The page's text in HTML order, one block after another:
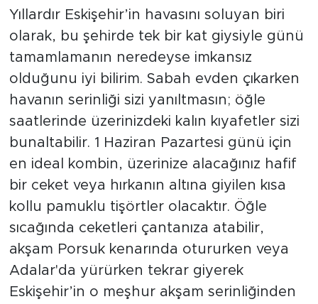
Yıllardır Eskişehir’in havasını soluyan biri
olarak, bu şehirde tek bir kat giysiyle günü
tamamlamanın neredeyse imkansız
olduğunu iyi bilirim. Sabah evden çıkarken
havanın serinliği sizi yanıltmasın; öğle
saatlerinde üzerinizdeki kalın kıyafetler sizi
bunaltabilir. 1 Haziran Pazartesi günü için
en ideal kombin, üzerinize alacağınız hafif
bir ceket veya hırkanın altına giyilen kısa
kollu pamuklu tişörtler olacaktır. Öğle
sıcağında ceketleri çantanıza atabilir,
akşam Porsuk kenarında otururken veya
Adalar'da yürürken tekrar giyerek
Eskişehir’in o meşhur akşam serinliğinden